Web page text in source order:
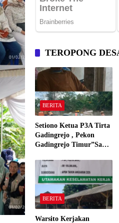
TEROPONG
BERITA
Setiono Ketua P3A Tirta
Gadingrejo , Pekon
Gadingrejo Timur”Saya
Bakar Kantor Camat
Gadingrejo Tahun 2000″
BERITA
Warsito Kerjakan